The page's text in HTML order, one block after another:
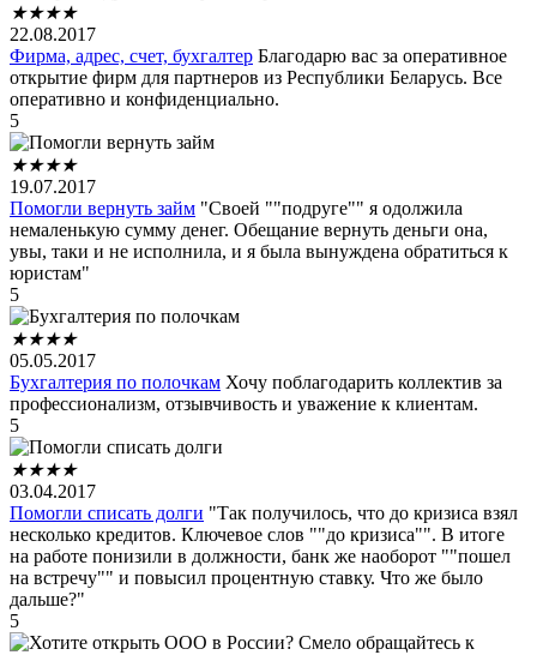
★★★★
22.08.2017
Фирма, адрес, счет, бухгалтер Благодарю вас за оперативное
открытие фирм для партнеров из Республики Беларусь. Все
оперативно и конфиденциально.
5
★★★★
19.07.2017
Помогли вернуть займ "Своей ""подруге"" я одолжила
немаленькую сумму денег. Обещание вернуть деньги она,
увы, таки и не исполнила, и я была вынуждена обратиться к
юристам"
5
★★★★
05.05.2017
Бухгалтерия по полочкам Хочу поблагодарить коллектив за
профессионализм, отзывчивость и уважение к клиентам.
5
★★★★
03.04.2017
Помогли списать долги "Так получилось, что до кризиса взял
несколько кредитов. Ключевое слов ""до кризиса"". В итоге
на работе понизили в должности, банк же наоборот ""пошел
на встречу"" и повысил процентную ставку. Что же было
дальше?"
5